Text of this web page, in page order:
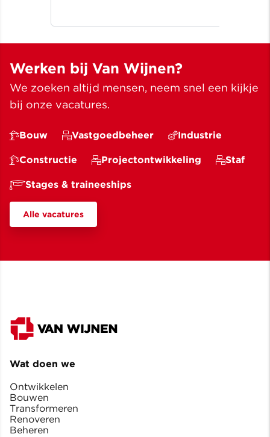
Werken bij Van Wijnen?
We zoeken altijd mensen, neem snel een kijkje
bij onze vacatures.
Bouw Vastgoedbeheer Industrie
Constructie Projectontwikkeling Staf
Stages & traineeships
Alle vacatures
Wat doen we
Ontwikkelen
Bouwen
Transformeren
Renoveren
Beheren